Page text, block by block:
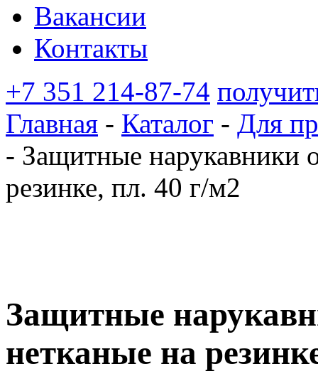
Вакансии
Контакты
+7 351 214-87-74
Главная - Каталог - Для
- Защитные нарукавники
резинке, пл. 40 г/м2
Защитные
нетканые на